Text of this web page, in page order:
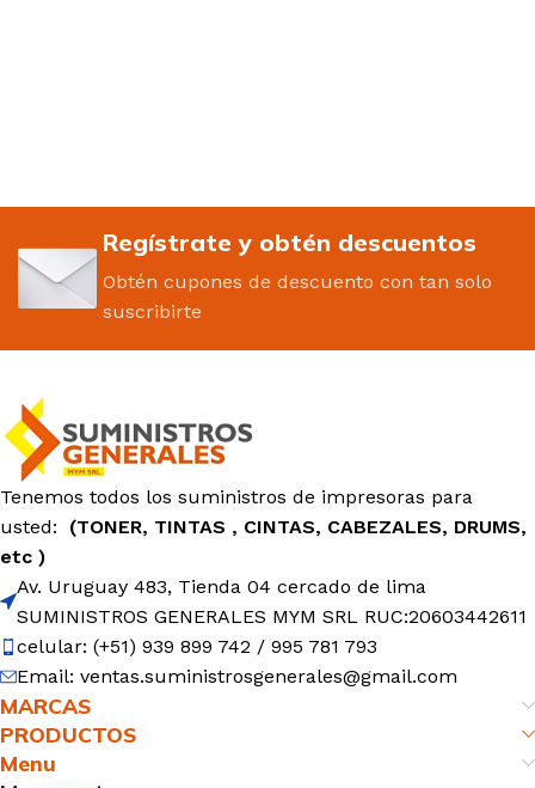
Regístrate y obtén descuentos
Obtén cupones de descuento con tan solo
suscribirte
Tenemos todos los suministros de impresoras para
usted: (TONER, TINTAS , CINTAS, CABEZALES, DRUMS,
etc )
Av. Uruguay 483, Tienda 04 cercado de lima
SUMINISTROS GENERALES MYM SRL RUC:20603442611
celular: (+51) 939 899 742 / 995 781 793
Email: ventas.suministrosgenerales@gmail.com
MARCAS
PRODUCTOS
Menu